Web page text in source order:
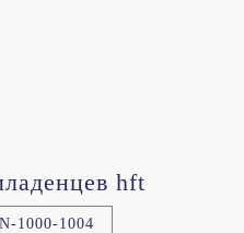
hft
1000-1004